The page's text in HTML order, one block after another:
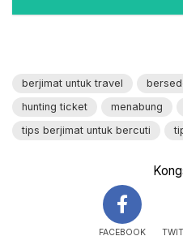
berjimat untuk travel
hunting ticket
menabung
tips berjimat untuk bercuti
FACEBOOK